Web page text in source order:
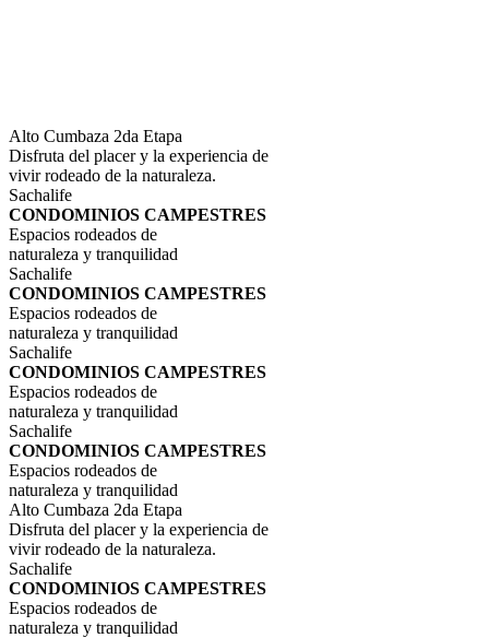
Alto Cumbaza 2da Etapa
Disfruta del placer y la experiencia de
vivir rodeado de la naturaleza.
Sachalife
CONDOMINIOS CAMPESTRES
Espacios rodeados de
naturaleza y tranquilidad
Sachalife
CONDOMINIOS CAMPESTRES
Espacios rodeados de
naturaleza y tranquilidad
Sachalife
CONDOMINIOS CAMPESTRES
Espacios rodeados de
naturaleza y tranquilidad
Sachalife
CONDOMINIOS CAMPESTRES
Espacios rodeados de
naturaleza y tranquilidad
Alto Cumbaza 2da Etapa
Disfruta del placer y la experiencia de
vivir rodeado de la naturaleza.
Sachalife
CONDOMINIOS CAMPESTRES
Espacios rodeados de
naturaleza y tranquilidad